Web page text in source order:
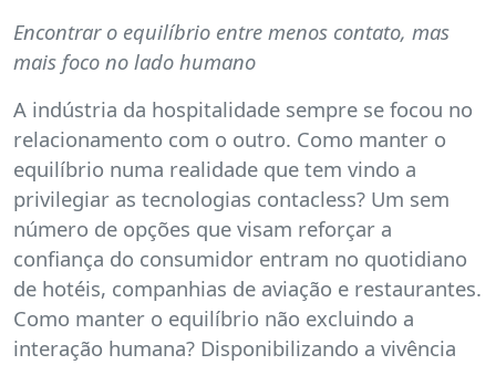
Encontrar o equilíbrio entre menos contato, mas
mais foco no lado humano
A indústria da hospitalidade sempre se focou no
relacionamento com o outro. Como manter o
equilíbrio numa realidade que tem vindo a
privilegiar as tecnologias contacless? Um sem
número de opções que visam reforçar a
confiança do consumidor entram no quotidiano
de hotéis, companhias de aviação e restaurantes.
Como manter o equilíbrio não excluindo a
interação humana? Disponibilizando a vivência